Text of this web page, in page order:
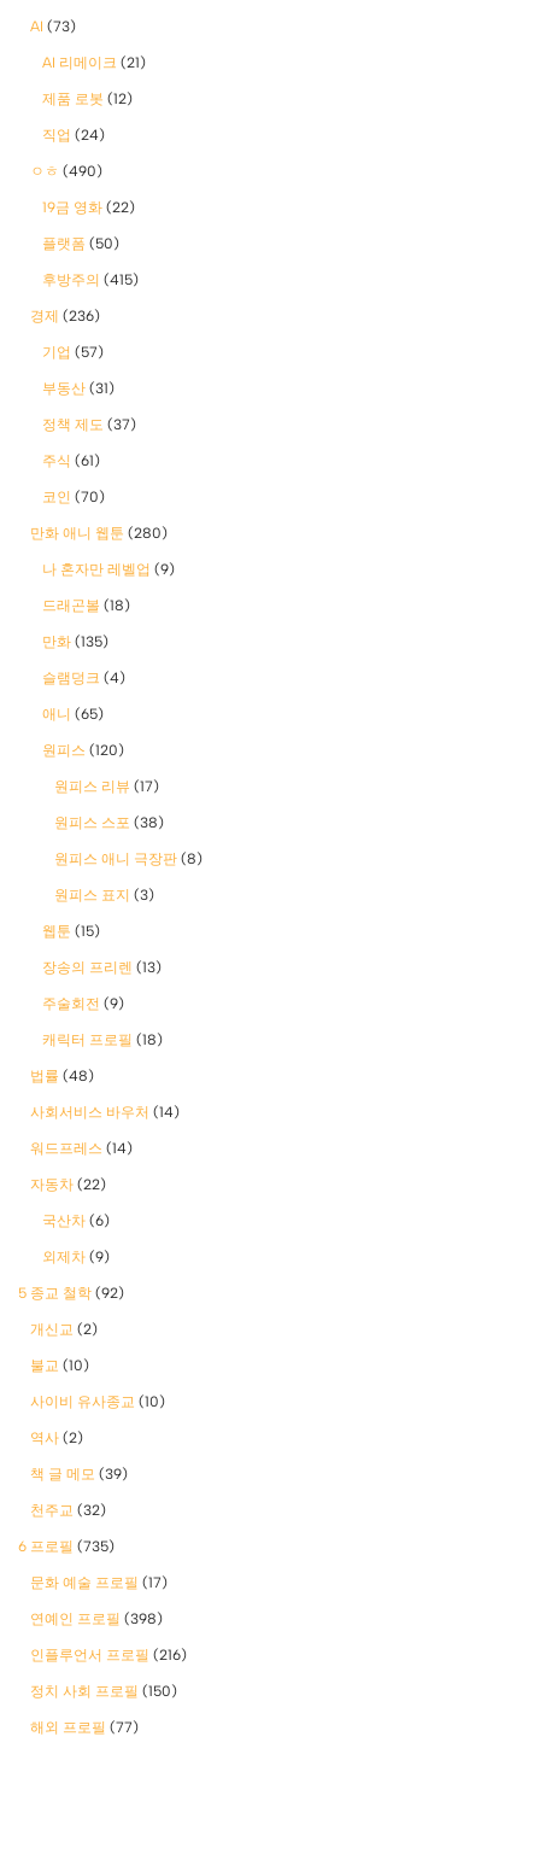
AI (73)
AI 리메이크 (21)
제품 로봇 (12)
직업 (24)
ㅇㅎ (490)
19금 영화 (22)
플랫폼 (50)
후방주의 (415)
경제 (236)
기업 (57)
부동산 (31)
정책 제도 (37)
주식 (61)
코인 (70)
만화 애니 웹툰 (280)
나 혼자만 레벨업 (9)
드래곤볼 (18)
만화 (135)
슬램덩크 (4)
애니 (65)
원피스 (120)
원피스 리뷰 (17)
원피스 스포 (38)
원피스 애니 극장판 (8)
원피스 표지 (3)
웹툰 (15)
장송의 프리렌 (13)
주술회전 (9)
캐릭터 프로필 (18)
법률 (48)
사회서비스 바우처 (14)
워드프레스 (14)
자동차 (22)
국산차 (6)
외제차 (9)
5 종교 철학 (92)
개신교 (2)
불교 (10)
사이비 유사종교 (10)
역사 (2)
책 글 메모 (39)
천주교 (32)
6 프로필 (735)
문화 예술 프로필 (17)
연예인 프로필 (398)
인플루언서 프로필 (216)
정치 사회 프로필 (150)
해외 프로필 (77)